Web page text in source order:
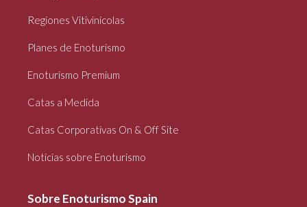
Regiones Vitivinícolas
Planes de Enoturismo
Enoturismo Premium
Catas a Medida
Catas Corporativas On & Off Site
Noticias sobre Enoturismo
Sobre Enoturismo Spain